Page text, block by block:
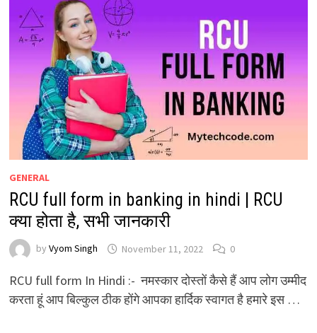
GENERAL
RCU full form in banking in hindi | RCU
क्या होता है, सभी जानकारी
by Vyom Singh November 11, 2022 0
RCU full form In Hindi :- नमस्कार दोस्तों कैसे हैं आप लोग उम्मीद
करता हूं आप बिल्कुल ठीक होंगे आपका हार्दिक स्वागत है हमारे इस …